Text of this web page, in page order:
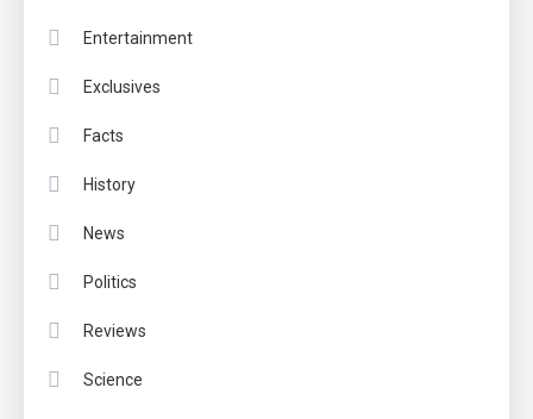
Entertainment
Exclusives
Facts
History
News
Politics
Reviews
Science